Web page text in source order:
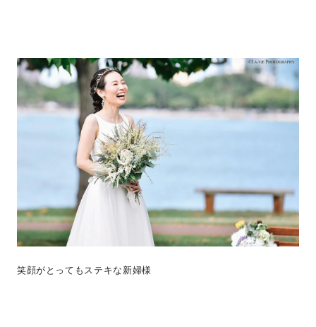
笑顔がとってもステキな新婦様